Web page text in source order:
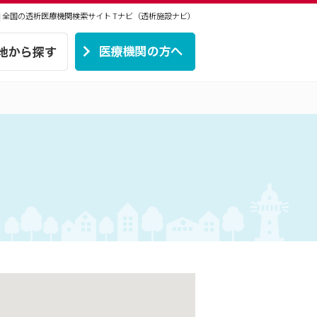
全国の透析医療機関検索サイトTナビ（透析施設ナビ）